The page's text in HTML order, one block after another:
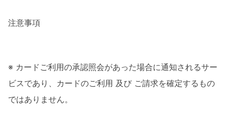
注意事項
※ カードご利用の承認照会があった場合に通知されるサー
ビスであり、カードのご利用 及び ご請求を確定するもの
ではありません。